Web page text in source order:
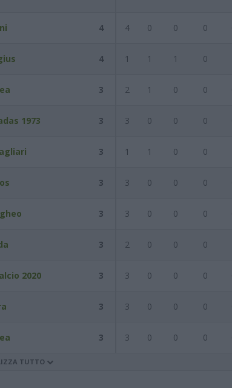
4 4 0 0 0
4 1 1 1 0
3 2 1 0 0
1973 3 3 0 0 0
3 1 1 0 0
3 3 0 0 0
3 3 0 0 0
3 2 0 0 0
2020 3 3 0 0 0
3 3 0 0 0
3 3 0 0 0
TUTTO